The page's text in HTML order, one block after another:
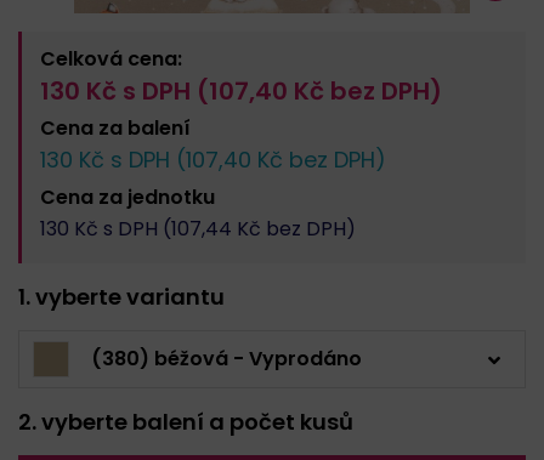
Celková cena:
130 Kč s DPH (107,40 Kč bez DPH)
Cena za balení
130 Kč s DPH (107,40 Kč bez DPH)
Cena za jednotku
130 Kč s DPH (107,44 Kč bez DPH)
1. vyberte variantu
(380) béžová - Vyprodáno
2. vyberte balení a počet kusů